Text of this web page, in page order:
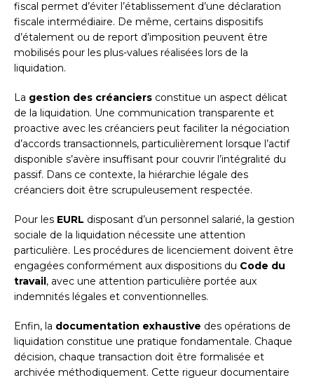
fiscal permet d’éviter l’établissement d’une déclaration
fiscale intermédiaire. De même, certains dispositifs
d’étalement ou de report d’imposition peuvent être
mobilisés pour les plus-values réalisées lors de la
liquidation.
La gestion des créanciers constitue un aspect délicat
de la liquidation. Une communication transparente et
proactive avec les créanciers peut faciliter la négociation
d’accords transactionnels, particulièrement lorsque l’actif
disponible s’avère insuffisant pour couvrir l’intégralité du
passif. Dans ce contexte, la hiérarchie légale des
créanciers doit être scrupuleusement respectée.
Pour les EURL disposant d’un personnel salarié, la gestion
sociale de la liquidation nécessite une attention
particulière. Les procédures de licenciement doivent être
engagées conformément aux dispositions du Code du
travail, avec une attention particulière portée aux
indemnités légales et conventionnelles.
Enfin, la documentation exhaustive des opérations de
liquidation constitue une pratique fondamentale. Chaque
décision, chaque transaction doit être formalisée et
archivée méthodiquement. Cette rigueur documentaire